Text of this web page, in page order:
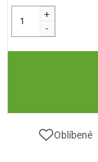
+
-
Oblíbené